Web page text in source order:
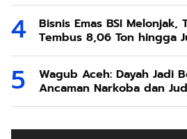
Bisnis Emas BSI Melonjak,
Tembus 8,06 Ton hingga
Wagub Aceh: Dayah Jadi
Ancaman Narkoba dan